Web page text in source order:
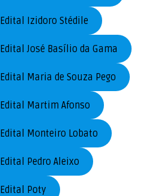
Edital Izidoro Stédile
Edital José Basílio da Gama
Edital Maria de Souza Pego
Edital Martim Afonso
Edital Monteiro Lobato
Edital Pedro Aleixo
Edital Poty